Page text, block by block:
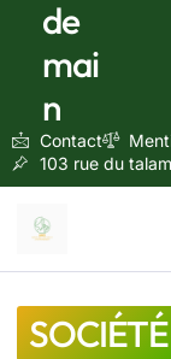
de
mai
n
Contact
103 rue du
SOCIÉTÉ